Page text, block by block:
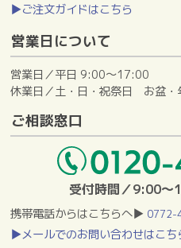
▶ご注文ガイドはこちら
営業日について
営業日／平日 9:00～17:00
休業日／土・日・祝祭日 お盆・
ご相談窓口
受付時間／9:00
携帯電話からはこちらへ▶ 0772-
▶メールでのお問い合わせはこち